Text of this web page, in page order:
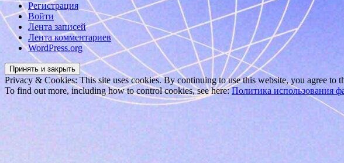
Регистрация
Войти
Лента записей
Лента комментариев
WordPress.org
Privacy & Cookies: This site uses cookies. By continuing to use this website, you agree to
To find out more, including how to control cookies, see here:Политика использования